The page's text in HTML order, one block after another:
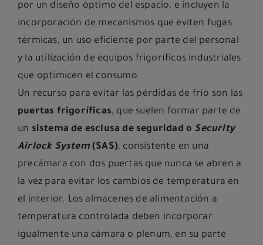
por un diseño óptimo del espacio, e incluyen la
incorporación de mecanismos que eviten fugas
térmicas, un uso eficiente por parte del personal
y la utilización de equipos frigoríficos industriales
que optimicen el consumo.
Un recurso para evitar las pérdidas de frío son las
puertas frigoríficas, que suelen formar parte de
un sistema de esclusa de seguridad o Security
Airlock System(SAS), consistente en una
precámara con dos puertas que nunca se abren a
la vez para evitar los cambios de temperatura en
el interior. Los almacenes de alimentación a
temperatura controlada deben incorporar
igualmente una cámara o plenum, en su parte